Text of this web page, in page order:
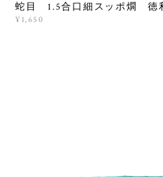
蛇目 1.5合口細スッポ燗 徳
¥1,650